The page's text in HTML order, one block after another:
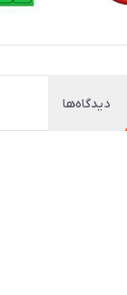
دیدگاه‌ها